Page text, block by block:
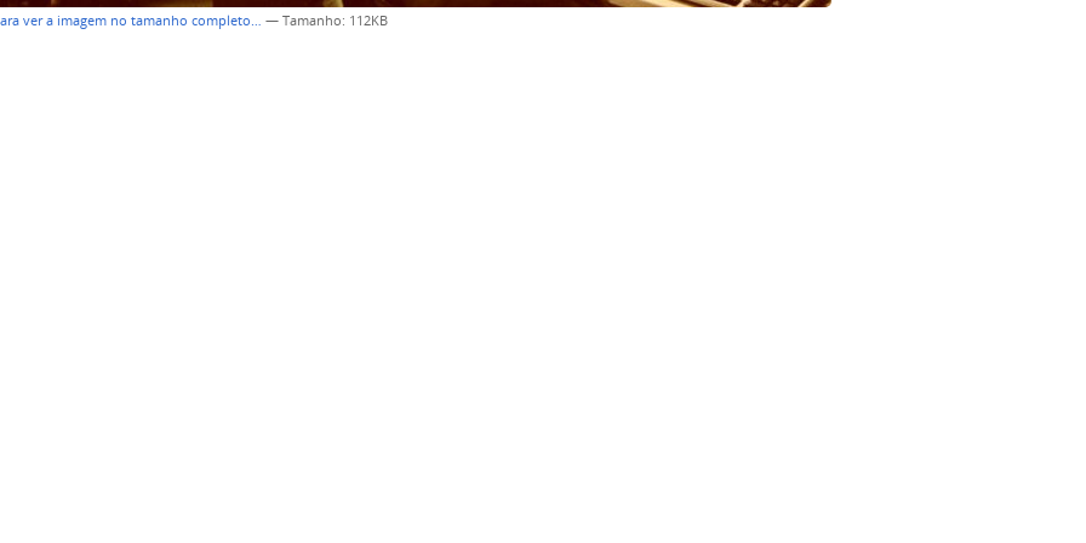
ver a imagem no tamanho completo… —Tamanho: 112KB